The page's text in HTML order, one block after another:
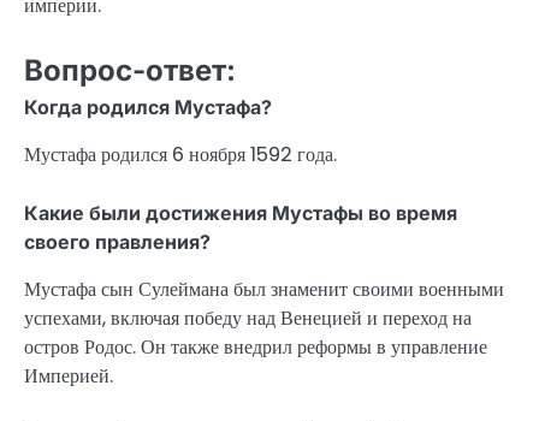
Вопрос-ответ:
Когда родился Мустафа?
Мустафа родился 6 ноября 1592 года.
Какие были достижения Мустафы во время
своего правления?
Мустафа сын Сулеймана был знаменит своими военными
успехами, включая победу над Венецией и переход на
остров Родос. Он также внедрил реформы в управление
Империей.